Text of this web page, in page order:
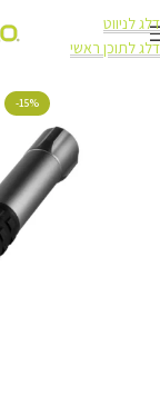
דלג לניווט
דלג לתוכן ראשי
-15%